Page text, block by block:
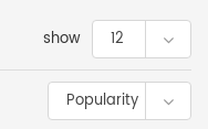
show 12
Popularity